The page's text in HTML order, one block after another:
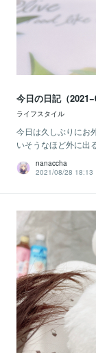
今日の日記（
ライフスタイル
今日は久しぶりにお
いそうなほど外に出
nanaccha
2021/08/28 18:13